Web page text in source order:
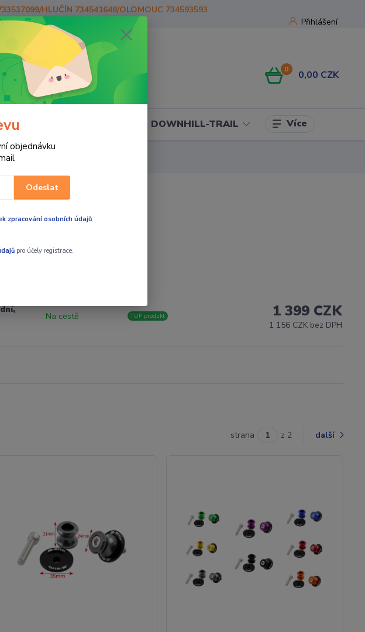
Přihlášení
Hledat
HLUČÍN 734541648/OLOMOUC 734593593
0 0,00 CZK
DOWNHILL-TRAIL Více
rolny, adaptéry
Na cestě TOP produkt 1 399 CZK
1 156 CZK bez DPH
strana z 2 další
objednávku
Odeslat
zpracování osobních údajů.
pro účely registrace.